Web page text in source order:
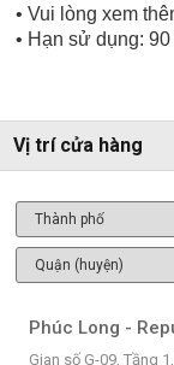
• Vui lòng xem
• Hạn sử dụng:
Vị trí cửa hàng
Phúc Long -
Gian số G-09, Tầng